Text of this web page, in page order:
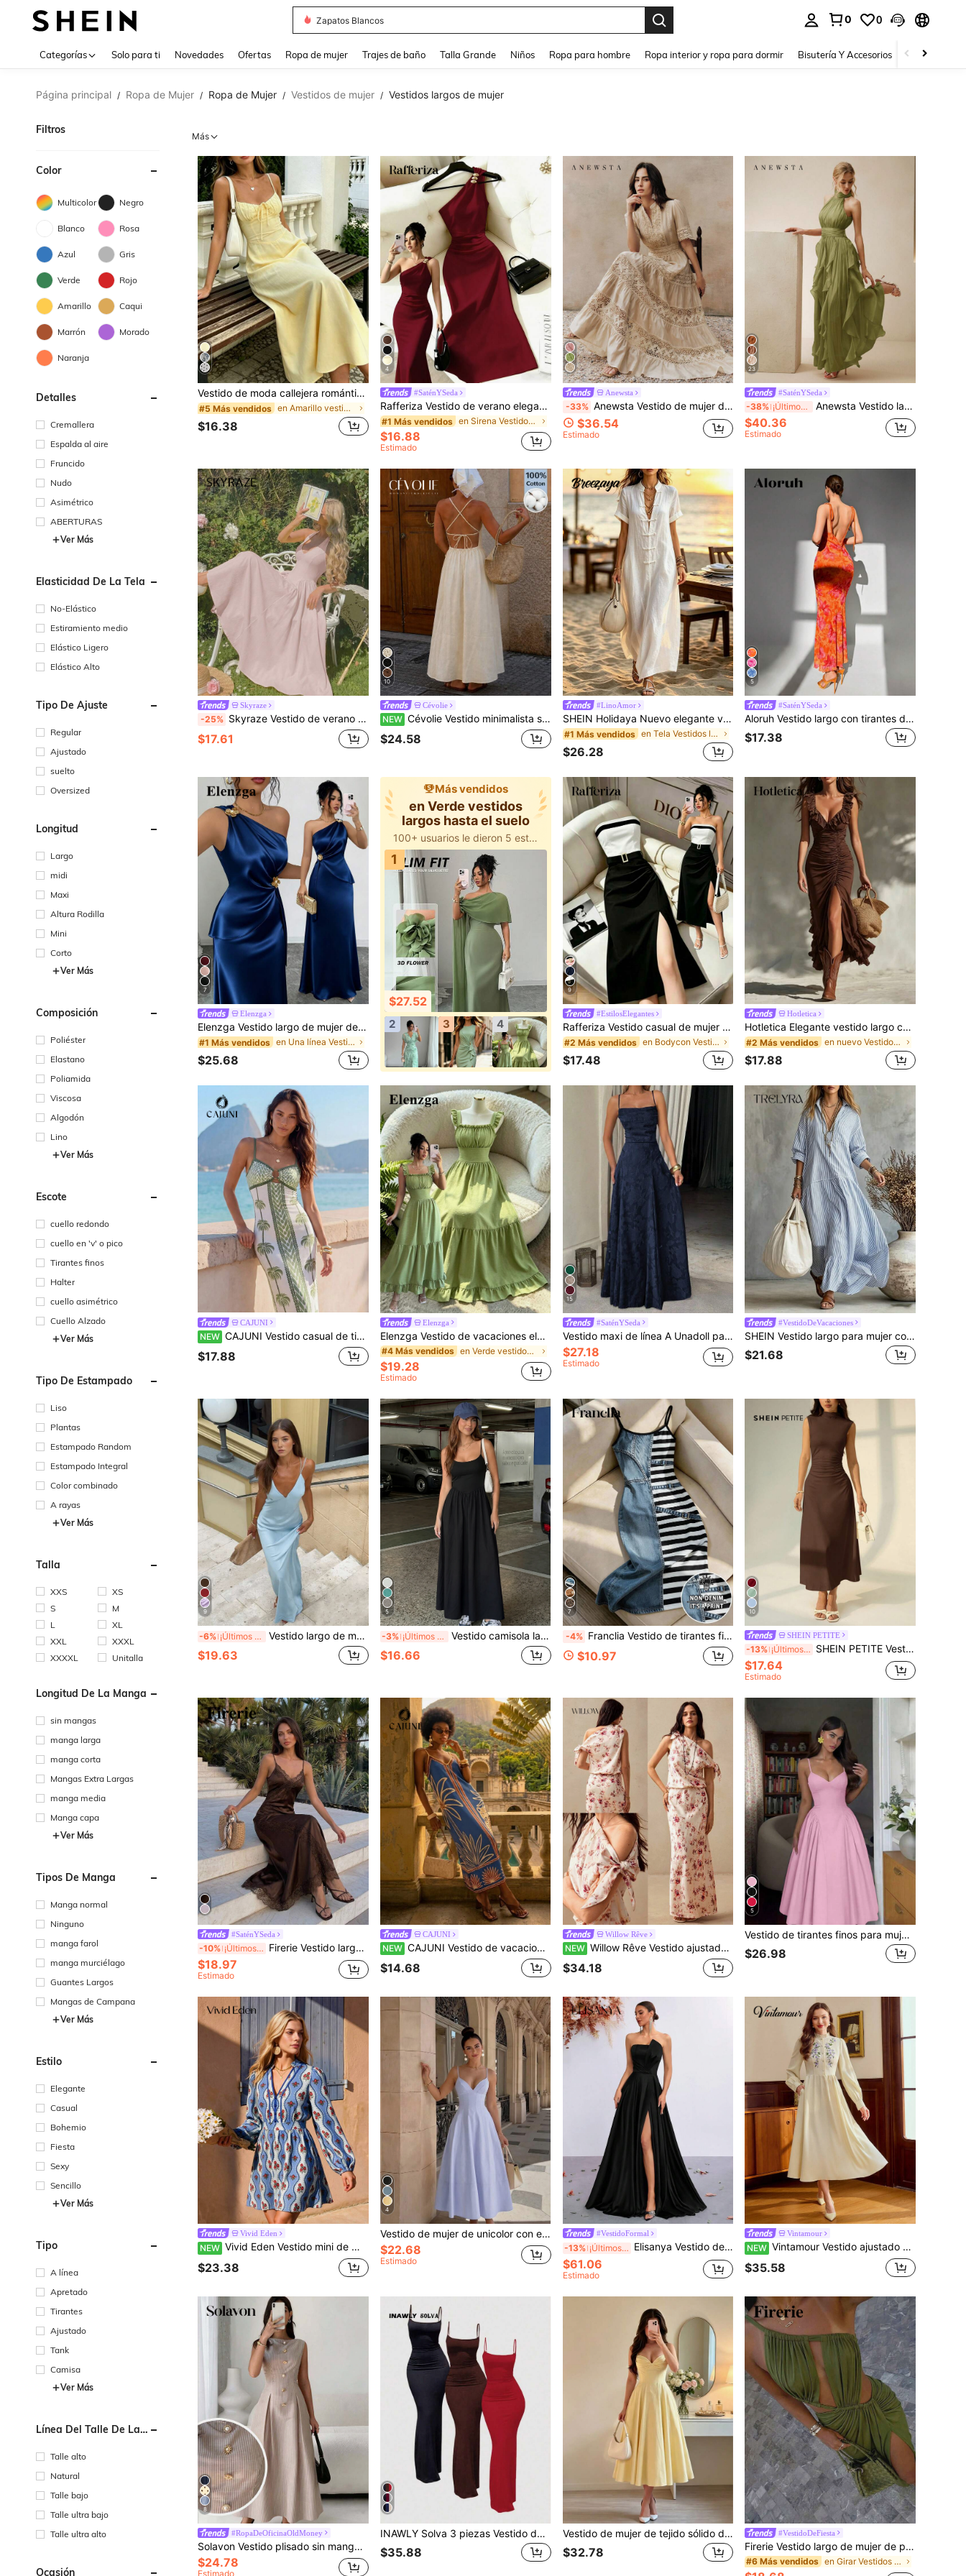
Zapatos Blancos
0 0
Categorías Solo para ti Novedades Ofertas Ropa de mujer Trajes de baño Talla Grande Niños Ropa para hombre Ropa interior y ropa para dormir Bisutería Y Accesorios Zapatos
Página principal / Ropa de Mujer / Ropa de Mujer / Vestidos de mujer / Vestidos largos de mujer
Filtros
Color
Multicolor Negro
Blanco Rosa
Azul Gris
Verde Rojo
Amarillo Caqui
Marrón Morado
Naranja
Detalles
Cremallera
Espalda al aire
Fruncido
Nudo
Asimétrico
ABERTURAS
Ver Más
Elasticidad De La Tela
No-Elástico
Estiramiento medio
Elástico Ligero
Elástico Alto
Tipo De Ajuste
Regular
Ajustado
suelto
Oversized
Longitud
Largo
midi
Maxi
Altura Rodilla
Mini
Corto
Ver Más
Composición
Poliéster
Elastano
Poliamida
Viscosa
Algodón
Lino
Ver Más
Escote
cuello redondo
cuello en 'v' o pico
Tirantes finos
Halter
cuello asimétrico
Cuello Alzado
Ver Más
Tipo De Estampado
Liso
Plantas
Estampado Random
Estampado Integral
Color combinado
A rayas
Ver Más
Talla
XXS
XS
S
M
L
XL
XXL
XXXL
XXXXL
Unitalla
Longitud De La Manga
sin mangas
manga larga
manga corta
Mangas Extra Largas
manga media
Manga capa
Ver Más
Tipos De Manga
Manga normal
Ninguno
manga farol
manga murciélago
Guantes Largos
Mangas de Campana
Ver Más
Estilo
Elegante
Casual
Bohemio
Fiesta
Sexy
Sencillo
Ver Más
Tipo
A línea
Apretado
Tirantes
Ajustado
Tank
Camisa
Ver Más
Línea Del Talle De La
Talle alto
Natural
Talle bajo
Talle ultra bajo
Talle ultra alto
Ocasión
Más
Vestido de moda callejera romántico para mejor amiga con estampado de lunares en todo el Body, forro interior, diseño de busto fruncido, tirantes con lazo, con forro, elegante para el verano
#5 Más vendidos en Amarillo vestidos largos
$16.38
4
#SaténYSeda
Rafferiza Vestido de verano elegante de mujer con decoración de metal y bajo asimétrico
#1 Más vendidos en Sirena Vestidos De Mujer
$16.88
Estimado
Anewsta
-33% Anewsta Vestido de mujer de manga corta con cuello redondo, cintura ceñida, calado y dobladillo acampanado, en unicolor con aplicaciones de encaje
$36.54
Estimado
23
#SaténYSeda
-38% ¡Últimos 3 días Anewsta Vestido largo elegante de verano para mujer, sin mangas, cuello halter, cintura fruncida, efecto estilizante, bajo ondulado brillante, falda completa, verde, adecuado para banquete, fiesta, reunión
$40.36
Estimado
Skyraze
-25% Skyraze Vestido de verano elegante de unicolor con escote halter y espalda descubierta para mujer
$17.61
10
Cévolie
NEW Cévolie Vestido minimalista sin espalda con lazo, elegante vestido largo con drapeado que estiliza, estilo de vacaciones con look de diosa
$24.58
#LinoAmor
SHEIN Holidaya Nuevo elegante vestido de manga corta estilo francés para mujer, decorado con botones de nudo chino, adecuado para primavera, verano, otoño, estilo de vacaciones, vestido blanco francés, tela versátil y cómoda, adecuado para viajes, vacaciones, uso diario
#1 Más vendidos en Tela Vestidos largos de tela
$26.28
5
#SaténYSeda
Aloruh Vestido largo con tirantes de espagueti y espalda descubierta, de estilo minimalista y apropiado para el verano
$17.38
7
Elenzga
Elenzga Vestido largo de mujer de primavera/verano, nuevo estilo elegante de satén con hombro asimétrico, decoración de flor de metal, cintura ceñida, efecto adelgazante, corte sirena
#1 Más vendidos en Una línea Vestidos largos de mujer
$25.68
Más vendidos
en Verde vestidos
largos hasta el suelo
100+ usuarios le dieron 5 estrellas
1
$27.52
2 3 4
9
#EstilosElegantes
Rafferiza Vestido casual de mujer con bloques de color, bandeau, cintura ceñida, ajuste delgado, dobladillo plisado y abertura, vestido sexy, vestido de oficina, vestido de moda, diseño de bloques de color blanco y negro con cinturón de hebilla metálica, adecuado para uso diario en verano, vestido blanco de verano, vestido negro, vestido elegante para ocasiones formales
#2 Más vendidos en Bodycon Vestidos largos
$17.48
Hotletica
Hotletica Elegante vestido largo con volantes plisados y abertura para mujeres
#2 Más vendidos en nuevo Vestidos largos de mujer
$17.88
CAJUNI
NEW CAJUNI Vestido casual de tirantes finos con estampado de árbol de coco para mujer, ideal para vacaciones y viajes
$17.88
Elenzga
Elenzga Vestido de vacaciones elegante y ajustado con cuello volante, mangas cortas y cintura con lazo, nuevo diseño de verano en color verde francés
#4 Más vendidos en Verde vestidos largos hasta el suelo
$19.28
Estimado
15
#SaténYSeda
Vestido maxi de línea A Unadoll para mujer, azul profundo con estampado floral jacquard, tirantes finos, espalda abierta con lazo, adecuado para regreso a clases, invitada de boda, cita nocturna
$27.18
Estimado
#VestidoDeVacaciones
SHEIN Vestido largo para mujer con cuello de camisa, escote en V, manga corta/larga, a rayas, artístico elegante, elegante, para ir al trabajo, negocios, viajes, moda, al aire libre, casual, fiesta, uso diario
$21.68
9
-6% ¡Últimos 3 días Vestido largo de mujer 2026 primavera/verano nuevo de satén sexy con tirantes finos y escote en V profundo, vestido elegante brillante de nicho para fiesta, cita, playa, calle, boda, cumpleaños, vestido brillante Y2K, vestido de gala, vestido de noche de lujo, lujo silencioso
$19.63
5
-3% ¡Últimos 3 días Vestido camisola largo plisado de unicolor casual para mujer, elegante negro de verano, chic & elegante
$16.66
7
-4% Franclia Vestido de tirantes finos con estampado de efecto denim, patchwork a rayas, casual de verano
$10.97
10
SHEIN PETITE
-13% ¡Últimos 3 días SHEIN PETITE Vestido Maxi Blanco Nuevo de Día de San Valentín con Cuello Alto, Sin Mangas, Fruncido y Línea A, Elegante y Romántico para Citas & Trabajo, Vestidos de Verano para Mujeres, Mujeres de Talla Pequeña
$17.64
Estimado
#SaténYSeda
-10% ¡Últimos 3 días Firerie Vestido largo con tirantes sexy de encaje y parches para mujer
$18.97
Estimado
CAJUNI
NEW CAJUNI Vestido de vacaciones con tirantes finos y estampado de plantas tropicales para mujer
$14.68
Willow Rêve
NEW Willow Rêve Vestido ajustado de mujer color beige con estampado floral romántico, un hombro y detalle de lazo
$34.18
5
Vestido de tirantes finos para mujer de unicolor con costuras laterales, busto fruncido, sexy, elegante, de moda, para vacaciones, boda y fiesta, rosa, verano, estético
$26.98
Vivid Eden
NEW Vivid Eden Vestido mini de mujer estilo europeo con estampado, ribete de contraste, cuello en V, cuello alto y manga larga
$23.38
4
Vestido de mujer de unicolor con espalda anudada, con costuras de princesa y bajo acampanado, vestido de verano sexy y elegante para vacaciones
$22.68
Estimado
#VestidoFormal
-13% ¡Últimos 3 días Elisanya Vestido de gala para fiesta con espalda descubierta y cintura fruncida con lazo
$61.06
Estimado
Vintamour
NEW Vintamour Vestido ajustado elegante clásico vintage para mujer con bordado y bajo con volantes, falda tipo paraguas de manga larga color beige albaricoque, otoño/invierno
$35.58
8
#RopaDeOficinaOldMoney
Solavon Vestido plisado sin mangas con decoración de hebilla de metal y estampado de rayas, estilo elegante de vacaciones para el verano
$24.78
Estimado
INAWLY Solva 3 piezas Vestido de tirantes ajustado para mujer, Negro, Azul marino, Beige
$35.88
Vestido de mujer de tejido sólido de doble capa con busto plisado, diseño de lazo en la espalda, silueta en A, amarillo festivo, elegante de verano
$32.78
#VestidoDeFiesta
Firerie Vestido largo de mujer de primavera/verano, nuevo, verde oliva, elástico, con un solo hombro y diseño de abertura, vestido sexy con abertura alta, vestido largo con diseño asimétrico de abertura, ajuste ceñido al Body, realzando la belleza de las curvas, vestido largo personalizado para fiestas, vestido largo asimétrico sin espalda, vestido largo de punto de color liso, ropa de primavera/verano, elegante, sexy, cita, fiesta, festival de música, bohemio, vacaciones, playa, Hawái, baile de graduación, atuendo para espectáculo, atuendo de cumpleaños, atuendo para fiesta, atuendo de graduación, atuendo de cóctel, atuendo para vacaciones
#6 Más vendidos en Girar Vestidos De Mujer